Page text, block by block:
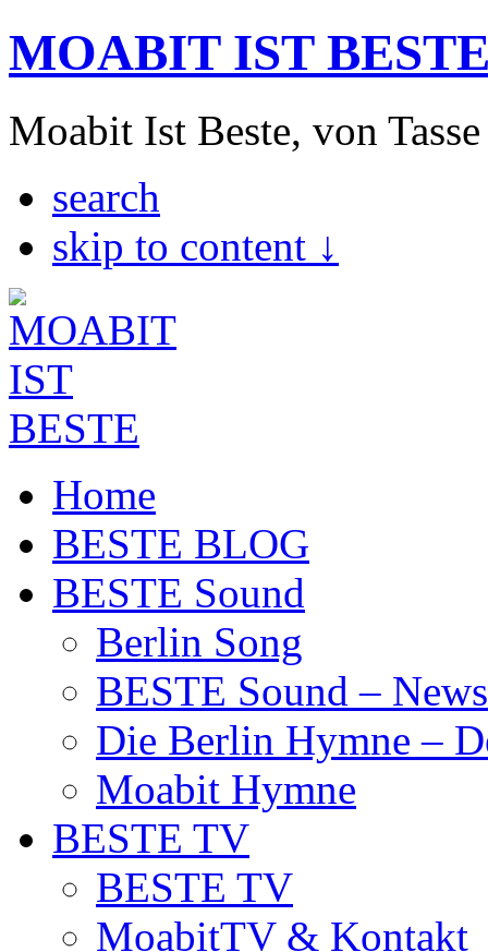
MOABIT IST
Moabit Ist Beste, von
search
skip to content ↓
Home
BESTE BLOG
BESTE Sound
Berlin Song
BESTE Sound –
Die Berlin Hymne –
Moabit Hymne
BESTE TV
BESTE TV
MoabitTV & Kontakt